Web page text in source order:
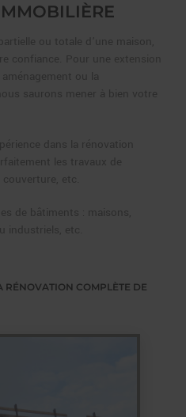
RÉNOVATION COMPLÈTE DE